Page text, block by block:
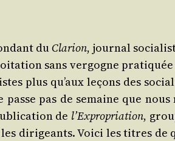
duCla­rion, jour­nal
sans ver­gogne
plus qu’aux leçons des
passe pas de semaine que
de l’Ex­pro­pria­tion,
diri­geants. Voi­ci les titres de